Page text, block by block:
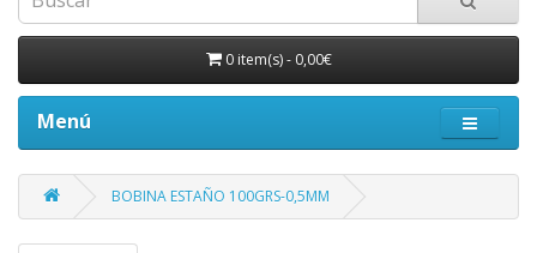
0 item(s)- 0,00€
Menú
BOBINA ESTAÑO 100GRS-0,5MM